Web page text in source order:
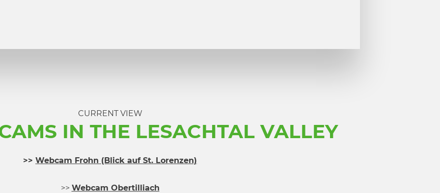
CURRENT VIEW
IN THE LESACHTAL VALLEY
>> Webcam Frohn (Blick auf St. Lorenzen)
>> Webcam Obertilliach